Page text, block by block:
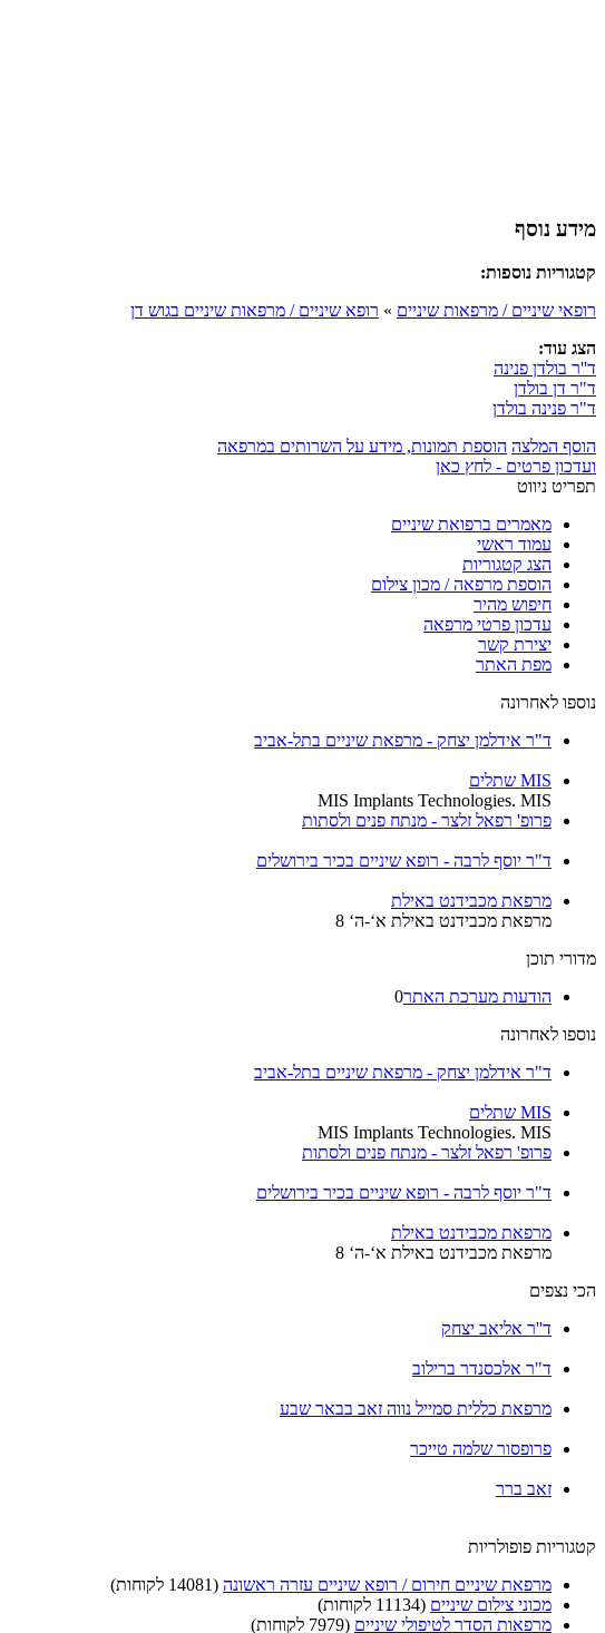
מידע נוסף
קטגוריות נוספות:
רופאי שיניים / מרפאות שיניים » רופא שיניים / מרפאות שיניים בגוש דן
הצג עוד:
ד''ר בולדן פנינה
ד"ר דן בולדן
ד"ר פנינה בולדן
הוסף המלצה הוספת תמונות, מידע על השרותים במרפאה
ועדכון פרטים - לחץ כאן
תפריט ניווט
מאמרים ברפואת שיניים
עמוד ראשי
הצג קטגוריות
הוספת מרפאה / מכון צילום
חיפוש מהיר
עדכון פרטי מרפאה
יצירת קשר
מפת האתר
נוספו לאחרונה
ד"ר אידלמן יצחק - מרפאת שיניים בתל-אביב
MIS שתלים
MIS Implants Technologies. MIS
פרופ' רפאל זלצר - מנתח פנים ולסתות
ד"ר יוסף לרבה - רופא שיניים בכיר בירושלים
מרפאת מכבידנט באילת
מרפאת מכבידנט באילת א‘-ה‘ 8
מדורי תוכן
הודעות מערכת האתר0
נוספו לאחרונה
ד"ר אידלמן יצחק - מרפאת שיניים בתל-אביב
MIS שתלים
MIS Implants Technologies. MIS
פרופ' רפאל זלצר - מנתח פנים ולסתות
ד"ר יוסף לרבה - רופא שיניים בכיר בירושלים
מרפאת מכבידנט באילת
מרפאת מכבידנט באילת א‘-ה‘ 8
הכי נצפים
ד''ר אליאב יצחק
ד"ר אלכסנדר ברילוב
מרפאת כללית סמייל נווה זאב בבאר שבע
פרופסור שלמה טייכר
זאב ברר
קטגוריות פופולריות
מרפאת שיניים חירום / רופא שיניים עזרה ראשונה (14081 לקוחות)
מכוני צילום שיניים (11134 לקוחות)
מרפאות הסדר לטיפולי שיניים (7979 לקוחות)